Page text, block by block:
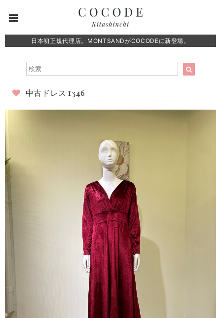
日本初正規代理店。MONTSANDがCOCODEに新登場。
中古ドレス 1346